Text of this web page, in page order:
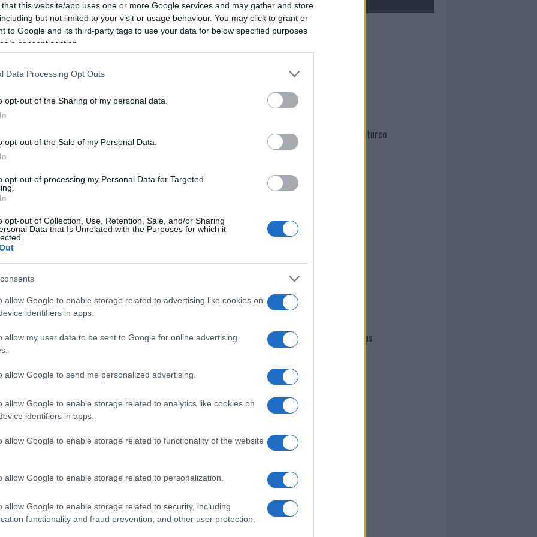
that this website/app uses one or more Google services and may gather and store
but not limited to your visit or usage behaviour. You may click to grant or
to Google and its third-party tags to use your data for below specified purposes
consent section.
Data Processing Opt Outs
opt-out of the Sharing of my personal data.
opt-out of the Sale of my Personal Data.
opt-out of processing my Personal Data for Targeted
opt-out of Collection, Use, Retention, Sale, and/or Sharing
Data that Is Unrelated with the Purposes for which it
allow Google to enable storage related to advertising like cookies on
identifiers in apps.
allow my user data to be sent to Google for online advertising
allow Google to send me personalized advertising.
allow Google to enable storage related to analytics like cookies on
identifiers in apps.
allow Google to enable storage related to functionality of the website
allow Google to enable storage related to personalization.
allow Google to enable storage related to security, including
functionality and fraud prevention, and other user protection.
o di grimaldelli.
cliccandoqui
nella sezione
Furti Olbia Olbia Mare Polizia Olbia
di GalluraOggi.it
i tuoi video e le tue foto
+39 345 356 7512
news daGoogle News
Mario Malu
Martina Agostina Diturco
I nostri cari
I nostri cari
I nostri cari
Giovannimaria Cabras